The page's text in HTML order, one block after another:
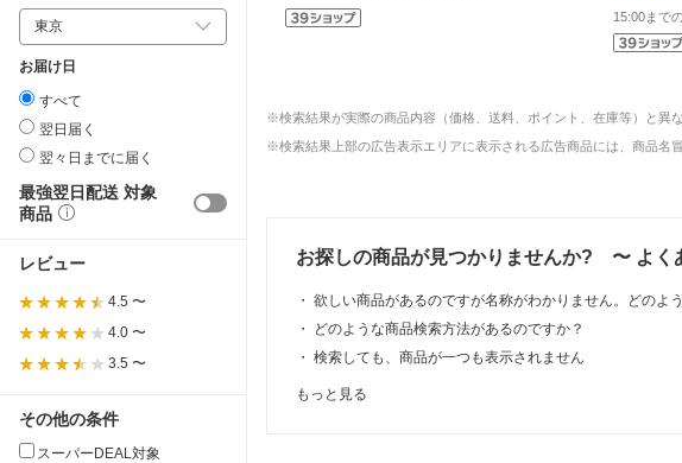
お届け日
すべて
翌日届く
翌々日までに届く
最強翌日配送 対象
商品
レビュー
4.5 〜
4.0 〜
3.5 〜
その他の条件
スーパーDEAL対象
15:00まで
※検索結果が実際の商品内容（価格、送料、ポイント、在庫等）と異
※検索結果上部の広告表示エリアに表示される広告商品には、商品名
お探しの商品が見つかりませんか? 〜 よく
・ 欲しい商品があるのですが名称がわかりません。どのよ
・
どのような商品検索方法があるのですか？
・ 検索しても、商品が一つも表示されません
もっと見る